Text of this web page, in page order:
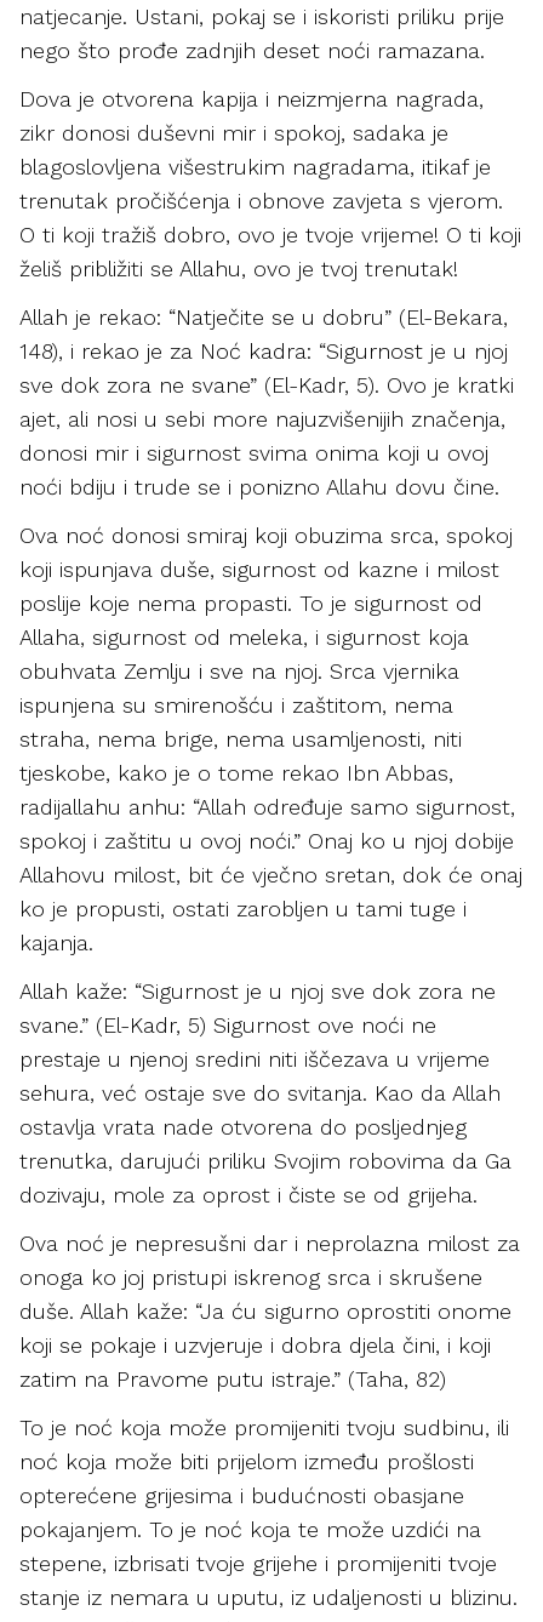
natjecanje. Ustani, pokaj se i iskoristi priliku prije
nego što prođe zadnjih deset noći ramazana.
Dova je otvorena kapija i neizmjerna nagrada,
zikr donosi duševni mir i spokoj, sadaka je
blagoslovljena višestrukim nagradama, itikaf je
trenutak pročišćenja i obnove zavjeta s vjerom.
O ti koji tražiš dobro, ovo je tvoje vrijeme! O ti koji
želiš približiti se Allahu, ovo je tvoj trenutak!
Allah je rekao: “Natječite se u dobru” (El-Bekara,
148), i rekao je za Noć kadra: “Sigurnost je u njoj
sve dok zora ne svane” (El-Kadr, 5). Ovo je kratki
ajet, ali nosi u sebi more najuzvišenijih značenja,
donosi mir i sigurnost svima onima koji u ovoj
noći bdiju i trude se i ponizno Allahu dovu čine.
Ova noć donosi smiraj koji obuzima srca, spokoj
koji ispunjava duše, sigurnost od kazne i milost
poslije koje nema propasti. To je sigurnost od
Allaha, sigurnost od meleka, i sigurnost koja
obuhvata Zemlju i sve na njoj. Srca vjernika
ispunjena su smirenošću i zaštitom, nema
straha, nema brige, nema usamljenosti, niti
tjeskobe, kako je o tome rekao Ibn Abbas,
radijallahu anhu: “Allah određuje samo sigurnost,
spokoj i zaštitu u ovoj noći.” Onaj ko u njoj dobije
Allahovu milost, bit će vječno sretan, dok će onaj
ko je propusti, ostati zarobljen u tami tuge i
kajanja.
Allah kaže: “Sigurnost je u njoj sve dok zora ne
svane.” (El-Kadr, 5) Sigurnost ove noći ne
prestaje u njenoj sredini niti iščezava u vrijeme
sehura, već ostaje sve do svitanja. Kao da Allah
ostavlja vrata nade otvorena do posljednjeg
trenutka, darujući priliku Svojim robovima da Ga
dozivaju, mole za oprost i čiste se od grijeha.
Ova noć je nepresušni dar i neprolazna milost za
onoga ko joj pristupi iskrenog srca i skrušene
duše. Allah kaže: “Ja ću sigurno oprostiti onome
koji se pokaje i uzvjeruje i dobra djela čini, i koji
zatim na Pravome putu istraje.” (Taha, 82)
To je noć koja može promijeniti tvoju sudbinu, ili
noć koja može biti prijelom između prošlosti
opterećene grijesima i budućnosti obasjane
pokajanjem. To je noć koja te može uzdići na
stepene, izbrisati tvoje grijehe i promijeniti tvoje
stanje iz nemara u uputu, iz udaljenosti u blizinu.